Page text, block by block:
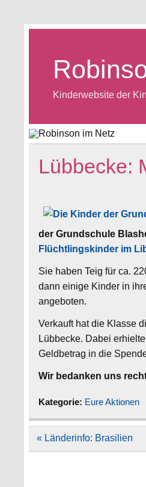
content
Kinderwebsite der
Lübbecke:
der Grundschule
Flüchtlingskinder im
Sie haben Teig für ca.
dann einige Kinder in
angeboten.
Verkauft hat die Klasse
Lübbecke. Dabei
Geldbetrag in die
Wir bedanken uns
Kategorie: Eure Aktionen
Beitragsnavigation
« Länderinfo: Brasilien